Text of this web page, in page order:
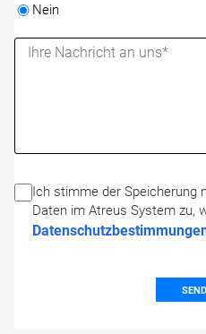
Nein
Ich stimme der Speicherung
Daten im Atreus System zu,